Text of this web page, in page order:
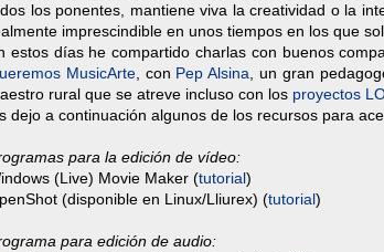
los ponentes, mantiene viva la creatividad o la
imprescindible en unos tiempos en los que
estos días he compartido charlas con buenos
MusicArte, con Pep Alsina , un gran
rural que se atreve incluso con los proyectos
dejo a continuación algunos de los recursos para
para la edición de vídeo:
(Live) Movie Maker (tutorial)
(disponible en Linux/Lliurex) (tutorial)
para edición de audio: